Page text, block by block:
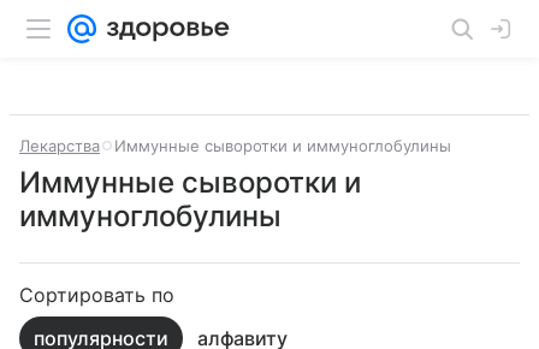
Лекарства Иммунные сыворотки и иммуноглобулины
Иммунные сыворотки и
иммуноглобулины
Сортировать по
популярности
алфавиту